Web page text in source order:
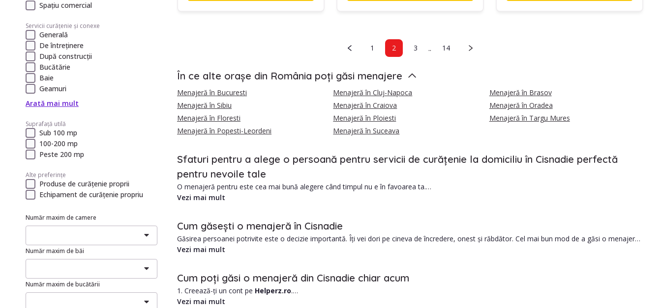
Spațiu comercial
Servicii curățenie și conexe
Generală
De întreținere
După construcții
Bucătărie
Baie
Geamuri
Arată mai mult
Suprafață utilă
Sub 100 mp
100-200 mp
Peste 200 mp
Alte preferințe
Produse de curățenie proprii
Echipament de curățenie propriu
Număr maxim de camere
Număr maxim de băi
Număr maxim de bucătării
1 2 3 .. 14
În ce alte orașe din România poți găsi menajere
Menajeră în Bucuresti Menajeră în Cluj-Napoca
Menajeră în Brasov
Menajeră în Sibiu
Menajeră în Craiova
Menajeră în Oradea
Menajeră în Floresti
Menajeră în Ploiesti
Menajeră în Targu Mures
Menajeră în Popesti-Leordeni
Menajeră în Suceava
Sfaturi pentru a alege o persoană pentru servicii de curățenie la domiciliu în Cisnadie perfectă
pentru nevoile tale
O menajeră pentru este cea mai bună alegere când timpul nu e în favoarea ta.
2. Îngrijire personalizată în funcție de nevoile tale
Vezi mai mult
Cum găsești o menajeră în Cisnadie
Găsirea persoanei potrivite este o decizie importantă. Îți vei dori pe cineva de încredere, onest și răbdător. Cel mai bun mod de a găsi o menajeră
în Cisnadie este să-ți faci temele.
3. Cum ar ajunge la tine acasă?
4. Se poate adapta nevoilor tale?
5. Care este bugetul maxim alocat?
Vezi mai mult
Cum poți găsi o menajeră din Cisnadie chiar acum
1. Creează-ți un cont pe Helperz.ro.
2. Selectează orașul Cisnadie și alte date utile, precum zona în care locuiești.
Vezi mai mult